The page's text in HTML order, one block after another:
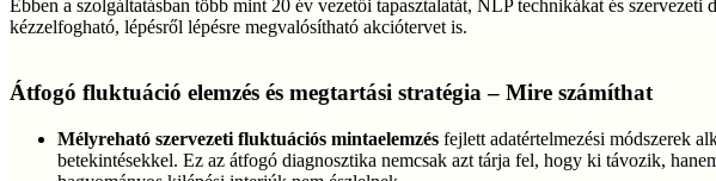
Ebben a szolgáltatásban több mint 20 év vezetői tapasztalatát, NLP technikákat és
kézzelfogható, lépésről lépésre megvalósítható akciótervet is.
Átfogó fluktuáció elemzés és megtartási stratégia – Mire számíthat
Mélyreható szervezeti fluktuációs mintaelemzés fejlett adatértelmezési módszerek
betekintésekkel. Ez az átfogó diagnosztika nemcsak azt tárja fel, hogy ki távozik,